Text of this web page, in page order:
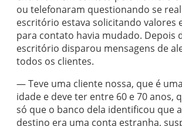
ou telefonaram questionando se
escritório estava solicitando valores
para contato havia mudado. Depois
escritório disparou mensagens de
todos os clientes.
— Teve uma cliente nossa, que é
idade e deve ter entre 60 e 70 anos,
só que o banco dela identificou que
destino era uma conta estranha,